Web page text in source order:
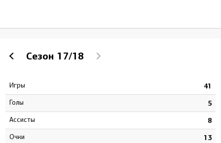
Сезон 17/18
Игры 41
Голы 5
Ассисты 8
Очки 13